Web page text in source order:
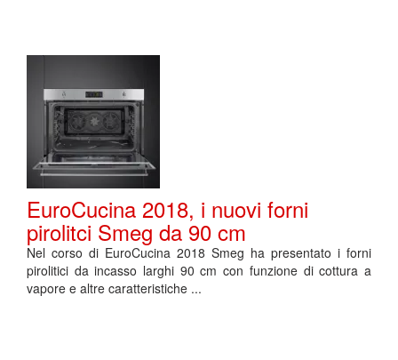
EuroCucina 2018, i nuovi forni
pirolitci Smeg da 90 cm
Nel corso di EuroCucina 2018 Smeg ha presentato i forni
pirolitici da incasso larghi 90 cm con funzione di cottura a
vapore e altre caratteristiche ...